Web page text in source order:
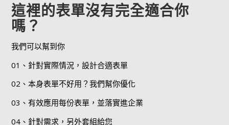
這裡的表單沒有完全適合你
嗎？
我們可以幫到你
01、針對實際情況，設計合適表單
02、本身表單不好用？我們幫你優化
03、有效應用每份表單，並落實進企業
04、針對需求，另外套組給您